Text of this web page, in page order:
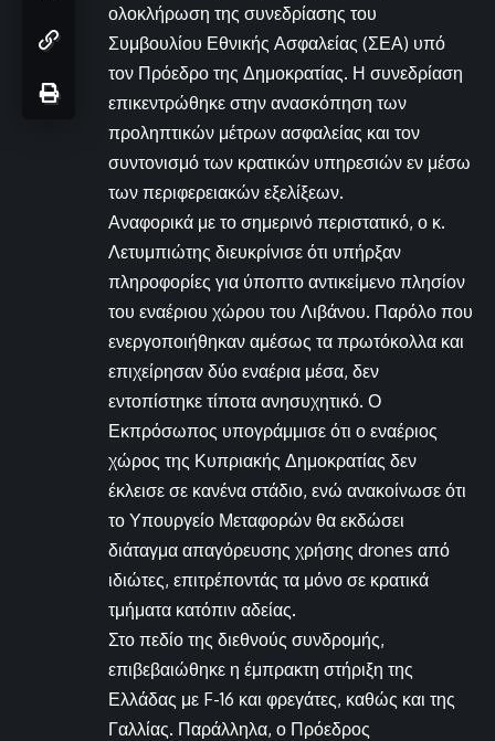
ολοκλήρωση της συνεδρίασης του
Συμβουλίου Εθνικής Ασφαλείας (ΣΕΑ) υπό
τον Πρόεδρο της Δημοκρατίας. Η συνεδρίαση
επικεντρώθηκε στην ανασκόπηση των
προληπτικών μέτρων ασφαλείας και τον
συντονισμό των κρατικών υπηρεσιών εν μέσω
των περιφερειακών εξελίξεων.
Αναφορικά με το σημερινό περιστατικό, ο κ.
Λετυμπιώτης διευκρίνισε ότι υπήρξαν
πληροφορίες για ύποπτο αντικείμενο πλησίον
του εναέριου χώρου του Λιβάνου. Παρόλο που
ενεργοποιήθηκαν αμέσως τα πρωτόκολλα και
επιχείρησαν δύο εναέρια μέσα, δεν
εντοπίστηκε τίποτα ανησυχητικό. Ο
Εκπρόσωπος υπογράμμισε ότι ο εναέριος
χώρος της Κυπριακής Δημοκρατίας δεν
έκλεισε σε κανένα στάδιο, ενώ ανακοίνωσε ότι
το Υπουργείο Μεταφορών θα εκδώσει
διάταγμα απαγόρευσης χρήσης drones από
ιδιώτες, επιτρέποντάς τα μόνο σε κρατικά
τμήματα κατόπιν αδείας.
Στο πεδίο της διεθνούς συνδρομής,
επιβεβαιώθηκε η έμπρακτη στήριξη της
Ελλάδας με F-16 και φρεγάτες, καθώς και της
Γαλλίας. Παράλληλα, ο Πρόεδρος